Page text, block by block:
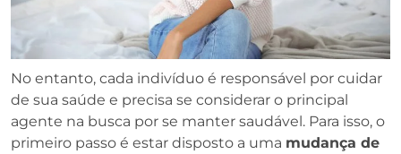
No entanto, cada indivíduo é responsável por cuidar
de sua saúde e precisa se considerar o principal
agente na busca por se manter saudável. Para isso, o
primeiro passo é estar disposto a uma mudança de